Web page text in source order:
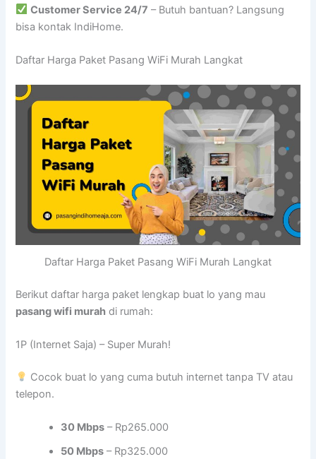
Customer Service 24/7 – Butuh bantuan? Langsung
bisa kontak IndiHome.
Daftar Harga Paket Pasang WiFi Murah Langkat
Daftar Harga Paket Pasang WiFi Murah Langkat
Berikut daftar harga paket lengkap buat lo yang mau
pasang wifi murah di rumah:
1P (Internet Saja) – Super Murah!
Cocok buat lo yang cuma butuh internet tanpa TV atau
telepon.
30 Mbps – Rp265.000
50 Mbps – Rp325.000